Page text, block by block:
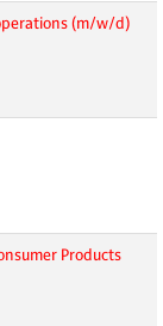
(m/w/d)
Products